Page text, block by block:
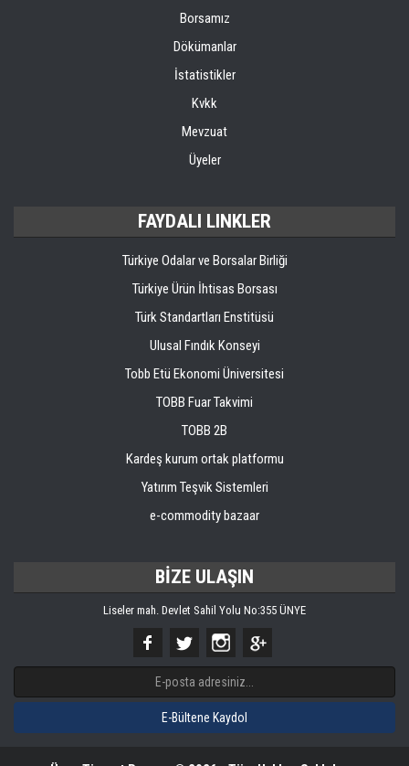
Borsamız
Dökümanlar
İstatistikler
Kvkk
Mevzuat
Üyeler
FAYDALI LINKLER
Türkiye Odalar ve Borsalar Birliği
Türkiye Ürün İhtisas Borsası
Türk Standartları Enstitüsü
Ulusal Fındık Konseyi
Tobb Etü Ekonomi Üniversitesi
TOBB Fuar Takvimi
TOBB 2B
Kardeş kurum ortak platformu
Yatırım Teşvik Sistemleri
e-commodity bazaar
BİZE ULAŞIN
Liseler mah. Devlet Sahil Yolu No:355 ÜNYE